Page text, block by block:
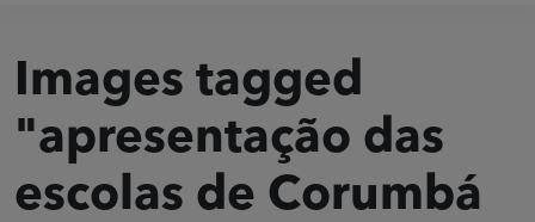
Images tagged
"apresentação das
escolas de Corumbá